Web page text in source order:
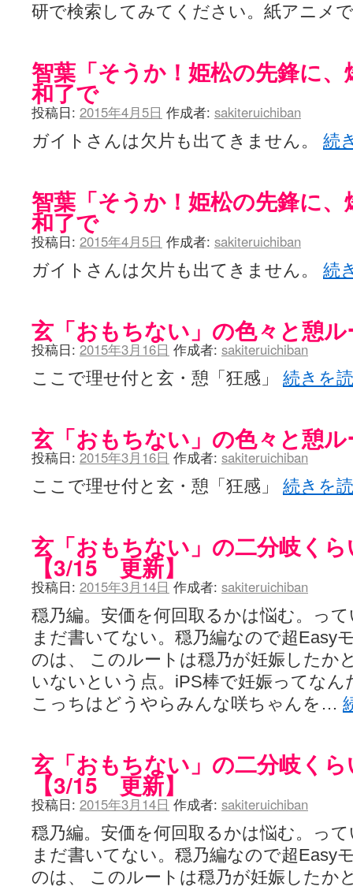
研で検索してみてください。紙アニメ
智葉「そうか！姫松の先鋒に
和了で
投稿日: 2015年4月5日 作成者: sakiteruichiban
ガイトさんは欠片も出てきません。 続
智葉「そうか！姫松の先鋒に
和了で
投稿日: 2015年4月5日 作成者: sakiteruichiban
ガイトさんは欠片も出てきません。 続
玄「おもちない」の色々と憩
投稿日: 2015年3月16日 作成者: sakiteruichiban
ここで理せ付と玄・憩「狂感」 続きを
玄「おもちない」の色々と憩
投稿日: 2015年3月16日 作成者: sakiteruichiban
ここで理せ付と玄・憩「狂感」 続きを
玄「おもちない」の二分岐く
【3/15 更新】
投稿日: 2015年3月14日 作成者: sakiteruichiban
穏乃編。安価を何回取るかは悩む。っ
まだ書いてない。穏乃編なので超Easy
のは、 このルートは穏乃が妊娠したか
いないという点。iPS棒で妊娠ってなん
こっちはどうやらみんな咲ちゃんを…
玄「おもちない」の二分岐く
【3/15 更新】
投稿日: 2015年3月14日 作成者: sakiteruichiban
穏乃編。安価を何回取るかは悩む。っ
まだ書いてない。穏乃編なので超Easy
のは、 このルートは穏乃が妊娠したか